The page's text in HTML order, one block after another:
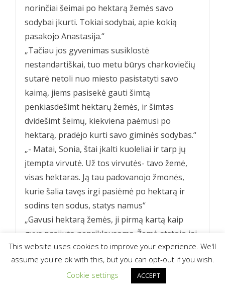
norinčiai šeimai po hektarą žemės savo
sodybai įkurti. Tokiai sodybai, apie kokią
pasakojo Anastasija.“
„Tačiau jos gyvenimas susiklostė
nestandartiškai, tuo metu būrys charkoviečių
sutarė netoli nuo miesto pasistatyti savo
kaimą, jiems pasisekė gauti šimtą
penkiasdešimt hektarų žemės, ir šimtas
dvidešimt šeimų, kiekviena paėmusi po
hektarą, pradėjo kurti savo giminės sodybas.“
„- Matai, Sonia, štai įkalti kuoleliai ir tarp jų
įtempta virvutė. Už tos virvutės- tavo žemė,
visas hektaras. Ją tau padovanojo žmonės,
kurie šalia tavęs irgi pasiėmė po hektarą ir
sodins ten sodus, statys namus“
„Gavusi hektarą žemės, ji pirmą kartą kaip
gyva pasijuto nepriklausoma. Žemė atstojo jai
tėvus“
„Visi stebėjosi, o ji pati viena visą hektarą
žemės įdirbo!“
This website uses cookies to improve your experience. We'll
assume you're ok with this, but you can opt-out if you wish.
Cookie settings
ACCEPT